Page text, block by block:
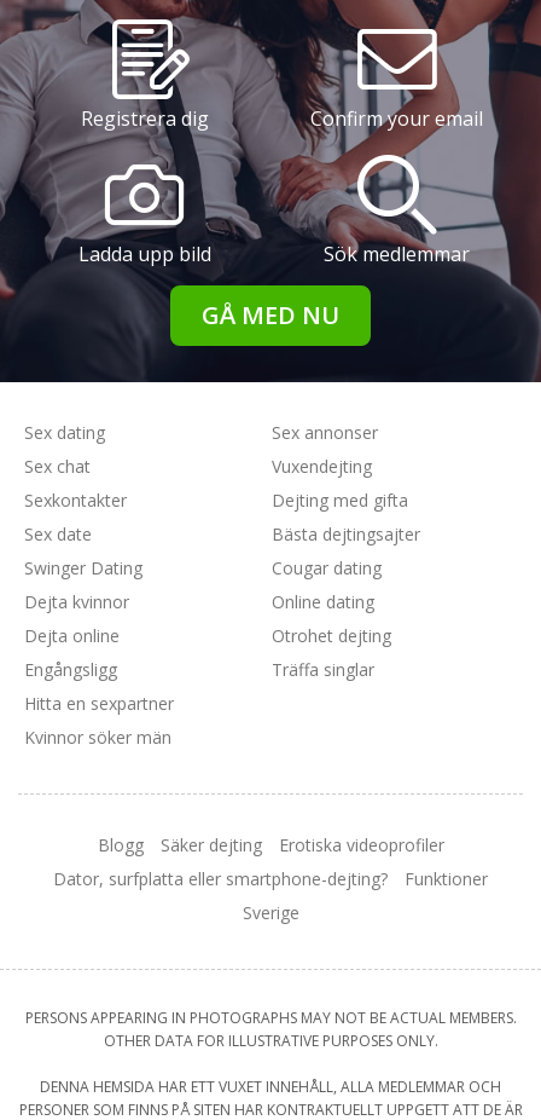
Registrera dig Confirm your email
Ladda upp bild Sök medlemmar
GÅ MED NU
Sex dating
Sex chat
Sexkontakter
Sex date
Swinger Dating
Sex annonser
Vuxendejting
Dejting med gifta
Bästa dejtingsajter
Cougar dating
Dejta kvinnor
Dejta online
Engångsligg
Hitta en sexpartner
Kvinnor söker män
Online dating
Otrohet dejting
Träffa singlar
Blogg Säker dejting
Erotiska videoprofiler
Dator, surfplatta eller smartphone-dejting?
Funktioner
Sverige
PERSONS APPEARING IN PHOTOGRAPHS MAY NOT BE ACTUAL MEMBERS.
OTHER DATA FOR ILLUSTRATIVE PURPOSES ONLY.
DENNA HEMSIDA HAR ETT VUXET INNEHÅLL, ALLA MEDLEMMAR OCH
PERSONER SOM FINNS PÅ SITEN HAR KONTRAKTUELLT UPPGETT ATT DE ÄR